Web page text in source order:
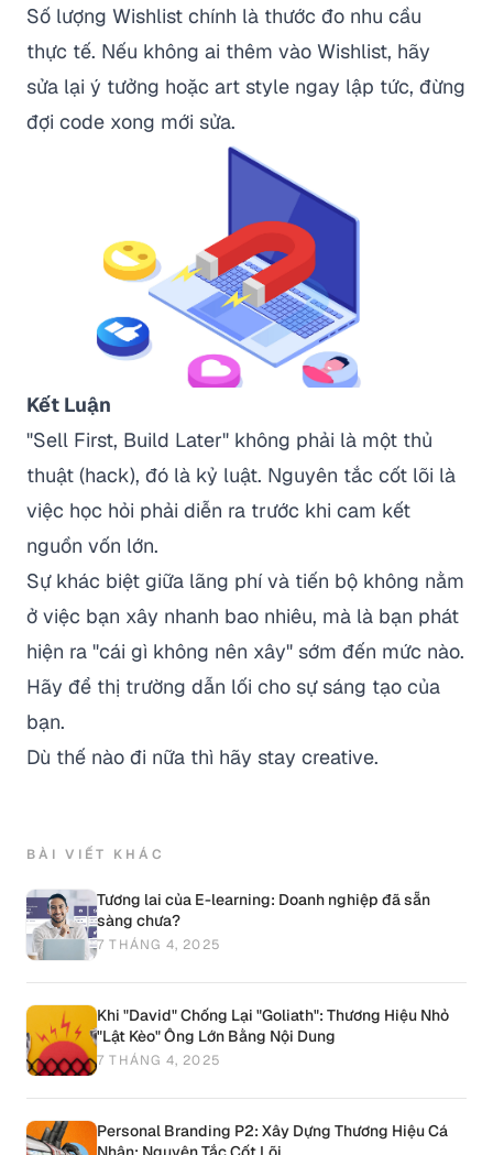
Số lượng Wishlist chính là thước đo nhu cầu
thực tế. Nếu không ai thêm vào Wishlist, hãy
sửa lại ý tưởng hoặc art style ngay lập tức, đừng
đợi code xong mới sửa.
Kết Luận
"Sell First, Build Later" không phải là một thủ
thuật (hack), đó là kỷ luật. Nguyên tắc cốt lõi là
việc học hỏi phải diễn ra trước khi cam kết
nguồn vốn lớn.
Sự khác biệt giữa lãng phí và tiến bộ không nằm
ở việc bạn xây nhanh bao nhiêu, mà là bạn phát
hiện ra "cái gì không nên xây" sớm đến mức nào.
Hãy để thị trường dẫn lối cho sự sáng tạo của
bạn.
Dù thế nào đi nữa thì hãy stay creative.
BÀI VIẾT KHÁC
Tương lai của E-learning: Doanh nghiệp đã sẵn
sàng chưa?
7 THÁNG 4, 2025
Khi "David" Chống Lại "Goliath": Thương Hiệu Nhỏ
"Lật Kèo" Ông Lớn Bằng Nội Dung
7 THÁNG 4, 2025
Personal Branding P2: Xây Dựng Thương Hiệu Cá